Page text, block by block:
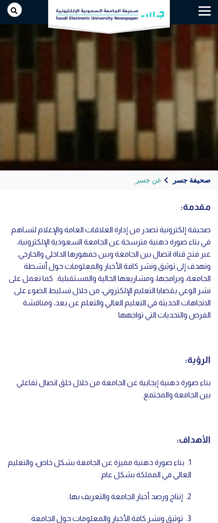
Toggle
navigation
صحيفة جسر عن جسر
مقدمة:
صحيفة إلكترونية تصدر من إدارة العلاقات العامة والإعلام لتساهم
في بناء صورة ذهنية مترسخة عن الجامعة السعودية الإلكترونية،
عبر فتح قناة اتصال بين الجامعة وبين جمهورها الداخلي والخارجي.
وتهدف إلى توثيق ونشر كافة الأخبار والمعلومات حول أنشطة
الجامعة، وبرامجها، ومشاريعها الحالية والمستقبلية. كما تعمل على
نشر الوعي بقضايا التعليم الإلكتروني، من خلال تسليط الضوء على
الاتجاهات الحديثة في التعليم العالي والتعلم عن بعد، ومناقشة
الفرص والتحديات التي تواجهها
الرؤية:
بناء صورة ذهنية إيجابية عن الجامعة من خلال خلق اتصال تفاعلي
بين الجامعة والمجتمع.
الأهداف:
1. بناء صورة ذهنية مميزة عن الجامعة بشكل خاص، والتعليم
العالي في المملكة بشكل عام.
2. إنتاج ورصد أخبار الجامعة والتعريف بها.
3.
توثيق ونشر كافة الأخبار والمعلومات حول الجامعة